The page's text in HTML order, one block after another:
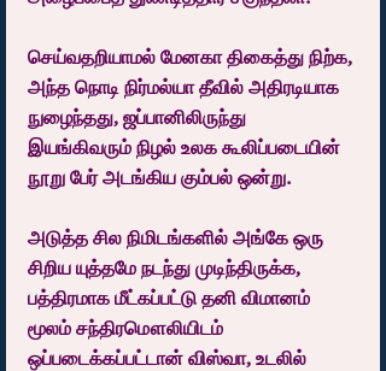
செய்வதறியாமல் மேனகா திகைத்து நிற்க,
அந்த நொடி நிர்மல்யா தீவில் அதிரடியாக
நுழைந்தது, ஜப்பானிலிருந்து
இயங்கிவரும் நிழல் உலக கூலிப்படையின்
நூறு பேர் அடங்கிய கும்பல் ஒன்று.
அடுத்த சில நிமிடங்களில் அங்கே ஒரு
சிறிய யுத்தமே நடந்து முடிந்திருக்க,
பத்திரமாக மீட்கப்பட்டு தனி விமானம்
மூலம் சந்திரமௌலியிடம்
ஒப்படைக்கப்பட்டான் விஸ்வா, உடலில்